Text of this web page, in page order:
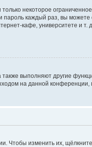
некоторое
пароль каждый раз, вы
кафе, университете и т.
выполняют другие
на данной
Чтобы изменить их,